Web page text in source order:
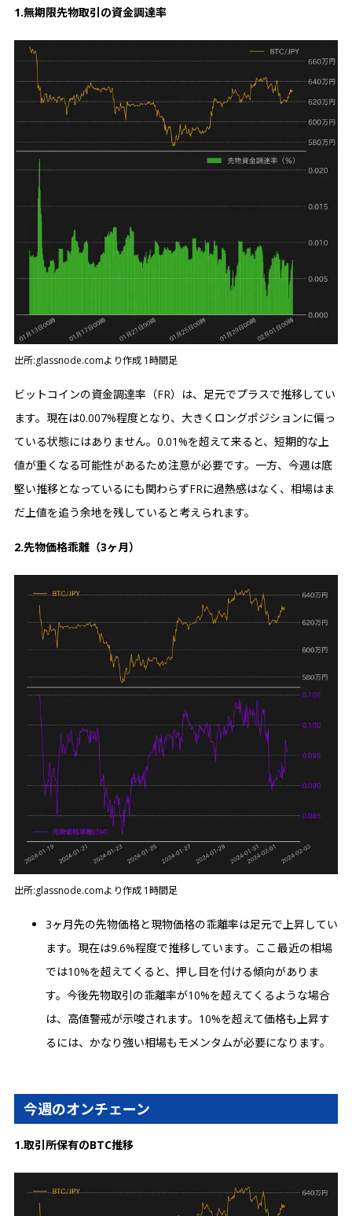
1.無期限先物取引の資金調達率
出所:glassnode.comより作成 1時間足
ビットコインの資金調達率（FR）は、足元でプラスで推移してい
ます。現在は0.007%程度となり、大きくロングポジションに偏っ
ている状態にはありません。0.01%を超えて来ると、短期的な上
値が重くなる可能性があるため注意が必要です。一方、今週は底
堅い推移となっているにも関わらずFRに過熱感はなく、相場はま
だ上値を追う余地を残していると考えられます。
2.先物価格乖離（3ヶ月）
出所:glassnode.comより作成 1時間足
3ヶ月先の先物価格と現物価格の乖離率は足元で上昇してい
ます。現在は9.6%程度で推移しています。ここ最近の相場
では10%を超えてくると、押し目を付ける傾向がありま
す。今後先物取引の乖離率が10%を超えてくるような場合
は、高値警戒が示唆されます。10%を超えて価格も上昇す
るには、かなり強い相場もモメンタムが必要になります。
今週のオンチェーン
1.取引所保有のBTC推移